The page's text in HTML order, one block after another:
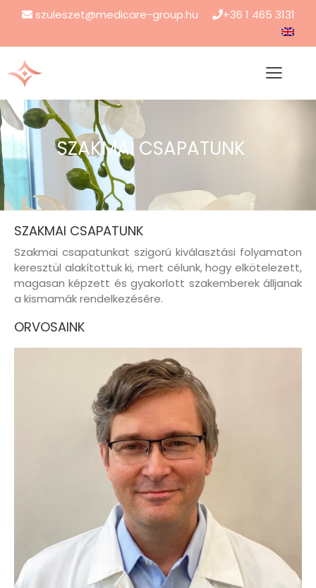
szuleszet@medicare-group.hu +36 1 465 3131
SZAKMAI CSAPATUNK
SZAKMAI CSAPATUNK
Szakmai csapatunkat szigorú kiválasztási folyamaton
keresztül alakítottuk ki, mert célunk, hogy elkötelezett,
magasan képzett és gyakorlott szakemberek álljanak
a kismamák rendelkezésére.
ORVOSAINK